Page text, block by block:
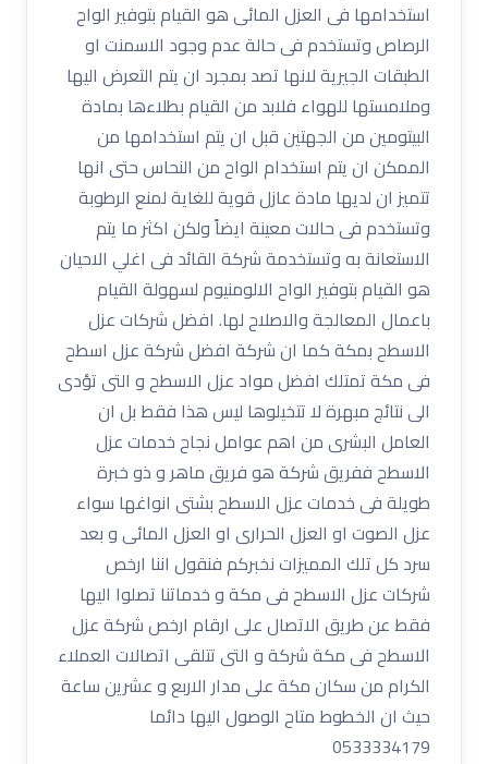
استخدامها فى العزل المائى هو القيام بتوفير الواح
الرصاص وتستخدم فى حالة عدم وجود الاسمنت او
الطبقات الجيرية لانها تصد بمجرد ان يتم التعرض اليها
وملامستها للهواء فلابد من القيام بطلاءها بمادة
البيتومين من الجهتين قبل ان يتم استخدامها من
الممكن ان يتم استخدام الواح من النحاس حتى انها
تتميز ان لديها مادة عازل قوية للغاية لمنع الرطوبة
وتستخدم فى حالات معينة ايضاً ولكن اكثر ما يتم
الاستعانة به وتستخدمة شركة القائد فى اغلي الاحيان
هو القيام بتوفير الواح الالومنيوم لسهولة القيام
باعمال المعالجة والاصلاح لها. افضل شركات عزل
الاسطح بمكة كما ان شركة افضل شركة عزل اسطح
فى مكة تمتلك افضل مواد عزل الاسطح و التى تؤدى
الى نتائج مبهرة لا تتخيلوها ليس هذا فقط بل ان
العامل البشرى من اهم عوامل نجاح خدمات عزل
الاسطح ففريق شركة هو فريق ماهر و ذو خبرة
طويلة فى خدمات عزل الاسطح بشتى انواغها سواء
عزل الصوت او العزل الحرارى او العزل المائى و بعد
سرد كل تلك المميزات نخبركم فنقول اننا ارخص
شركات عزل الاسطح فى مكة و خدماتنا تصلوا اليها
فقط عن طريق الاتصال على ارقام ارخص شركة عزل
الاسطح فى مكة شركة و التى تتلقى اتصالات العملاء
الكرام من سكان مكة على مدار الاربع و عشرين ساعة
حيث ان الخطوط متاح الوصول اليها دائما
0533334179